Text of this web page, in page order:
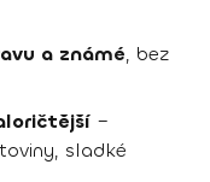
a známé, bez
–
sladké